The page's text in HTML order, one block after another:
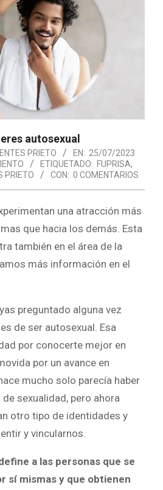
autosexual
PRIETO EN: 25/07/2023
ETIQUETADO: FUPRISA,
PRIETO
CON: 0 COMENTARIOS
una atracción más
que hacia los demás. Esta
también en el área de la
más información en el
preguntado alguna vez
de ser autosexual. Esa
por conocerte mejor en
por un avance en
mucho solo parecía haber
sexualidad, pero ahora
otro tipo de identidades y
y vincularnos.
a las personas que se
sí mismas y que obtienen